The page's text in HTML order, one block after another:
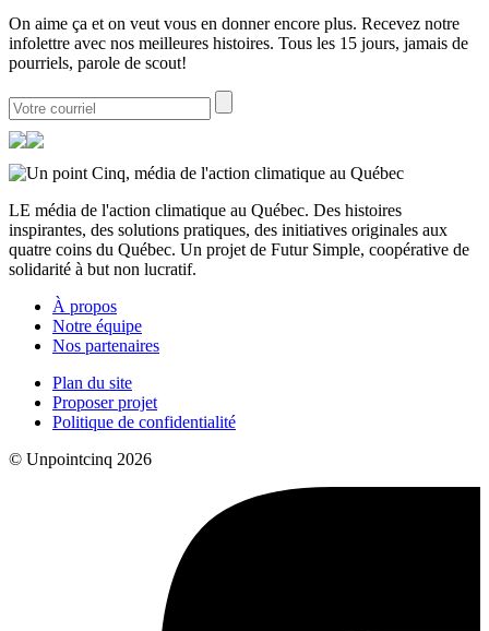
On aime ça et on veut vous en donner encore plus. Recevez notre
infolettre avec nos meilleures histoires. Tous les 15 jours, jamais de
pourriels, parole de scout!
LE média de l'action climatique au Québec. Des histoires
inspirantes, des solutions pratiques, des initiatives originales aux
quatre coins du Québec. Un projet de Futur Simple, coopérative de
solidarité à but non lucratif.
À propos
Notre équipe
Nos partenaires
Plan du site
Proposer projet
Politique de confidentialité
© Unpointcinq 2026